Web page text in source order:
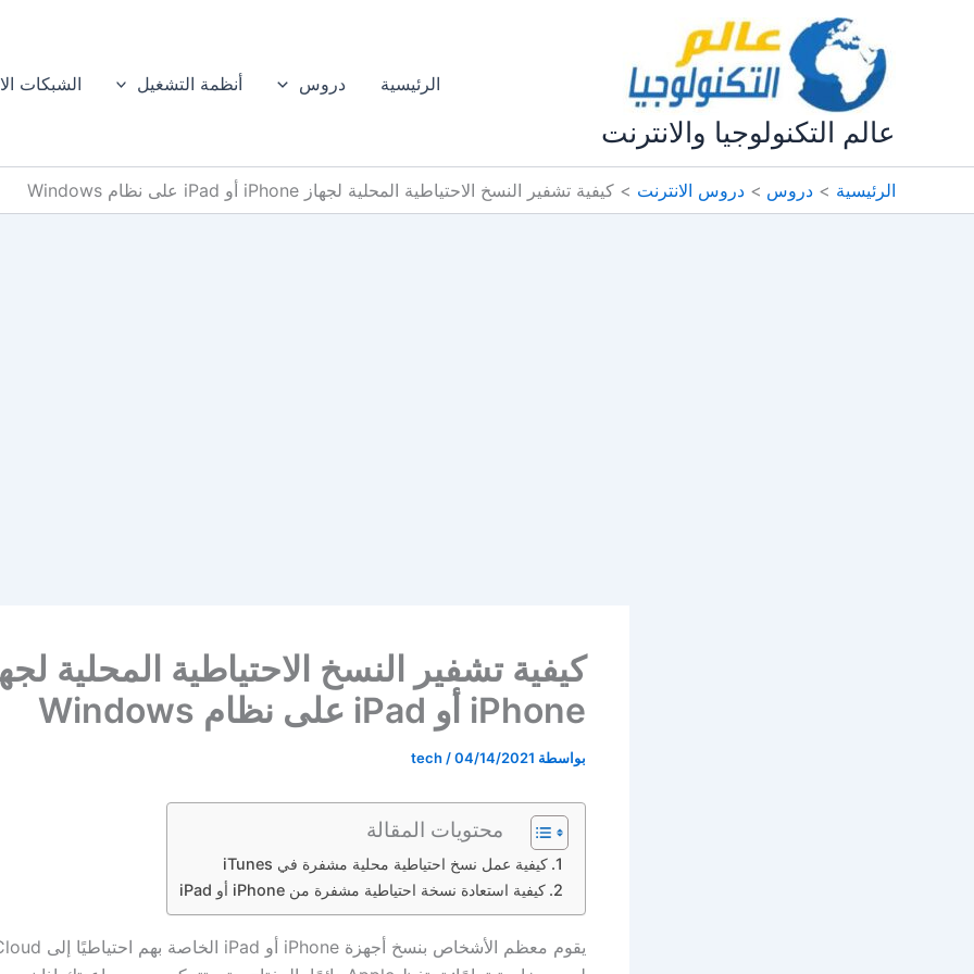
عالم التكنولوجيا والانترنت
الرئيسية دروس أنظمة التشغيل الشبكات
الرئيسية دروس دروس الانترنت كيفية تشفير النسخ الاحتياطية المحلية لجهاز iPhone أو iPad على نظام Windows
كيفية تشفير النسخ الاحتياطية المحلية
iPhone أو iPad على نظام Windows
بواسطة tech /04/14/2021
محتويات المقالة
كيفية عمل نسخ احتياطية محلية مشفرة في iTunes
كيفية استعادة نسخة احتياطية مشفرة من iPhone أو iPad